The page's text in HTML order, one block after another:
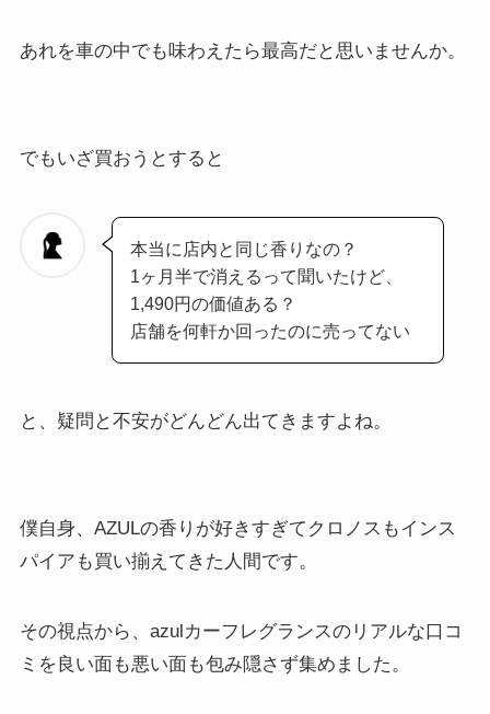
あれを車の中でも味わえたら最高だと思いませんか。
でもいざ買おうとすると
本当に店内と同じ香りなの？
1ヶ月半で消えるって聞いたけど、
1,490円の価値ある？
店舗を何軒か回ったのに売ってない
と、疑問と不安がどんどん出てきますよね。
僕自身、AZULの香りが好きすぎてクロノスもインス
パイアも買い揃えてきた人間です。
その視点から、azulカーフレグランスのリアルな口コ
ミを良い面も悪い面も包み隠さず集めました。